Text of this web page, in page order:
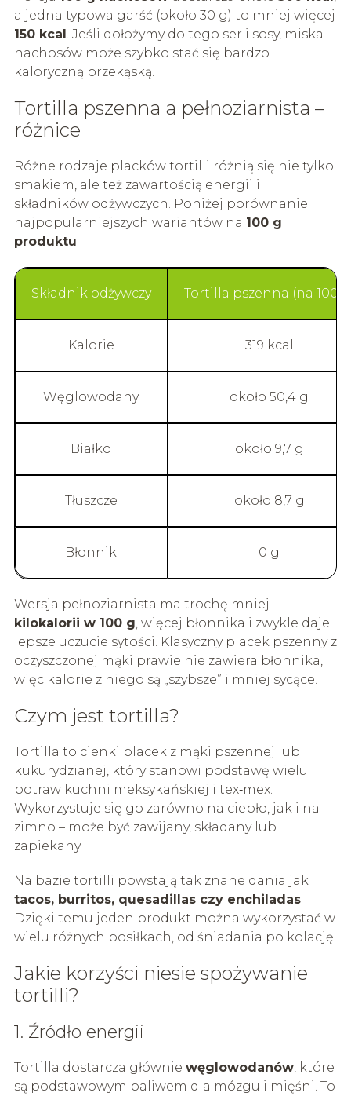
a jedna typowa garść (około 30 g) to mniej więcej
150 kcal. Jeśli dołożymy do tego ser i sosy, miska
nachosów może szybko stać się bardzo
kaloryczną przekąską.
Tortilla pszenna a pełnoziarnista –
różnice
Różne rodzaje placków tortilli różnią się nie tylko
smakiem, ale też zawartością energii i
składników odżywczych. Poniżej porównanie
najpopularniejszych wariantów na 100 g
produktu:
Składnik odżywczy Tortilla pszenna (na 100
Kalorie 319 kcal
Węglowodany około 50,4 g
Białko około 9,7 g
Tłuszcze około 8,7 g
Błonnik 0 g
Wersja pełnoziarnista ma trochę mniej
kilokalorii w 100 g, więcej błonnika i zwykle daje
lepsze uczucie sytości. Klasyczny placek pszenny z
oczyszczonej mąki prawie nie zawiera błonnika,
więc kalorie z niego są „szybsze” i mniej sycące.
Czym jest tortilla?
Tortilla to cienki placek z mąki pszennej lub
kukurydzianej, który stanowi podstawę wielu
potraw kuchni meksykańskiej i tex‑mex.
Wykorzystuje się go zarówno na ciepło, jak i na
zimno – może być zawijany, składany lub
zapiekany.
Na bazie tortilli powstają tak znane dania jak
tacos, burritos, quesadillas czy enchiladas.
Dzięki temu jeden produkt można wykorzystać w
wielu różnych posiłkach, od śniadania po kolację.
Jakie korzyści niesie spożywanie
tortilli?
1. Źródło energii
Tortilla dostarcza głównie węglowodanów, które
są podstawowym paliwem dla mózgu i mięśni. To